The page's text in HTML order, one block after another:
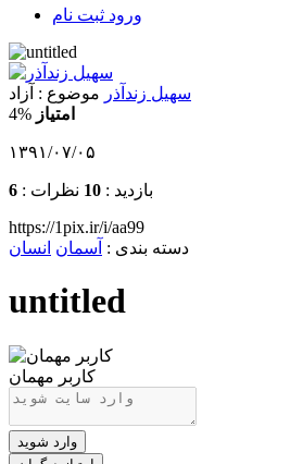
ورود ثبت نام
سهیل زندآذر موضوع : آزاد
4% امتیاز
۱۳۹۱/۰۷/۰۵
بازدید : 10 نظرات : 6
https://1pix.ir/i/aa99
دسته بندی : آسمان انسان
untitled
کاربر مهمان
وارد شوید